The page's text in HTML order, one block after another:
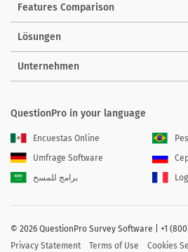
Features Comparison
Lösungen
Unternehmen
QuestionPro in your language
Encuestas Online
Umfrage Software
برامج للمسح
© 2026 QuestionPro Survey Software | +1
Privacy Statement
Terms of Use Cookies